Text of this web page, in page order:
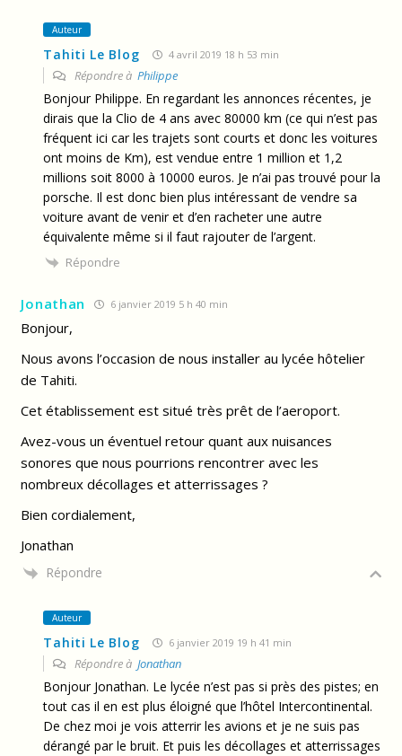
Auteur
Tahiti Le Blog 4 avril 2019 18 h 53 min
Répondre àPhilippe
Bonjour Philippe. En regardant les annonces récentes, je
dirais que la Clio de 4 ans avec 80000 km (ce qui n’est pas
fréquent ici car les trajets sont courts et donc les voitures
ont moins de Km), est vendue entre 1 million et 1,2
millions soit 8000 à 10000 euros. Je n’ai pas trouvé pour la
porsche. Il est donc bien plus intéressant de vendre sa
voiture avant de venir et d’en racheter une autre
équivalente même si il faut rajouter de l’argent.
Répondre
Jonathan 6 janvier 2019 5 h 40 min
Bonjour,
Nous avons l’occasion de nous installer au lycée hôtelier
de Tahiti.
Cet établissement est situé très prêt de l’aeroport.
Avez-vous un éventuel retour quant aux nuisances
sonores que nous pourrions rencontrer avec les
nombreux décollages et atterrissages ?
Bien cordialement,
Jonathan
Répondre
Auteur
Tahiti Le Blog 6 janvier 2019 19 h 41 min
Répondre àJonathan
Bonjour Jonathan. Le lycée n’est pas si près des pistes; en
tout cas il en est plus éloigné que l’hôtel Intercontinental.
De chez moi je vois atterrir les avions et je ne suis pas
dérangé par le bruit. Et puis les décollages et atterrissages